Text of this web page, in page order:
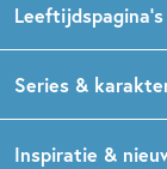
Prentenboeken
Leeftijdspagina’s
Boekentips 1,5 - 3
Series &
Inspiratie &